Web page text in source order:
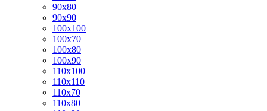
90x80
90x90
100x100
100x70
100x80
100x90
110x100
110x110
110x70
110x80